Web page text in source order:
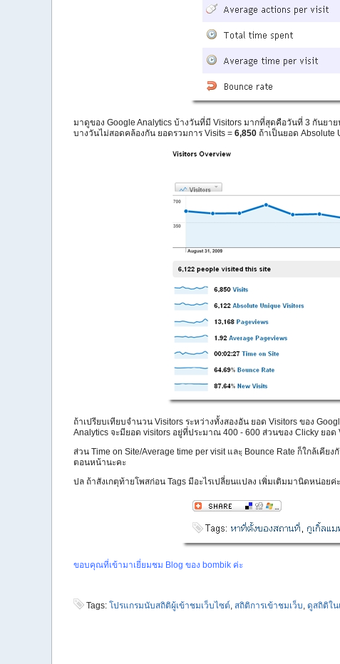
มาดูของ Google Analytics บ้างวันที่มี Visitors มากที่สุดคือวันที่ 3 กันยา
บางวันไม่สอดคล้องกัน ยอดรวมการ Visits = 6,850 ถ้าเป็นยอด Absolute
ถ้าเปรียบเทียบจำนวน Visitors ระหว่างทั้งสองอัน ยอด Visitors ของ
Analytics จะมียอด visitors อยู่ที่ประมาณ 400 - 600 ส่วนของ Clicky ยอ
ส่วน Time on Site/Average time per visit และฺ Bounce Rate ก็ใกล้เคี
ตอนหน้านะคะ
ปล ถ้าสังเกตุท้ายโพสก่อน Tags มีอะไรเปลี่ยนแปลง เพิ่มเติมมานิดหน่อยค่
ขอบคุณที่เข้ามาเยี่ยมชม Blog ของ bombik ค่ะ
Tags: โปรแกรมนับสถิติผู้เข้าชมเว็บไซต์, สถิติการเข้าชมเว็บ, ดูสถิติใน